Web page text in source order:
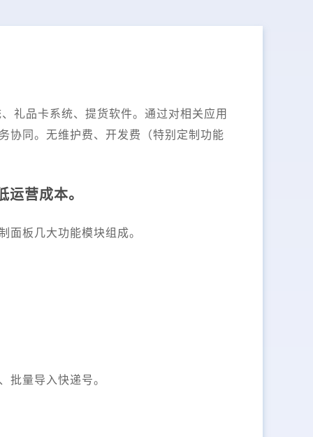
礼品卡系统、提货软件。通过对相关应用
协同。无维护费、开发费（特别定制功能
营成本。
板几大功能模块组成。
量导入快递号。